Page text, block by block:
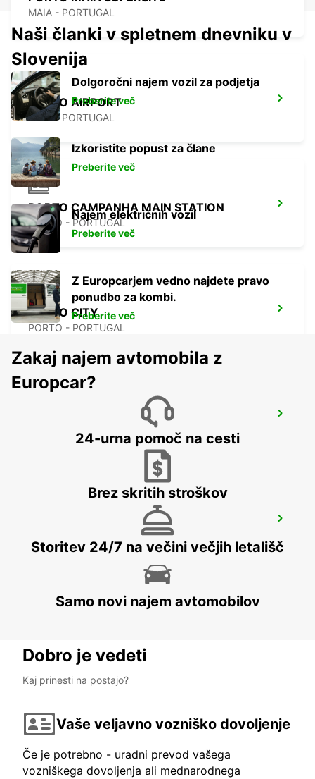
MAIA - PORTUGAL
PORTO AIRPORT
MAIA - PORTUGAL
PORTO CAMPANHA MAIN STATION
PORTO - PORTUGAL
PORTO CITY
PORTO - PORTUGAL
VILA NOVA DE GAIA - PORTUGAL
Naši članki v spletnem dnevniku v
Slovenija
Dolgoročni najem vozil za podjetja
Preberite več
Izkoristite popust za člane
Preberite več
Najem električnih vozil
Preberite več
Z Europcarjem vedno najdete pravo
ponudbo za kombi.
Preberite več
Zakaj najem avtomobila z
Europcar?
24-urna pomoč na cesti
Brez skritih stroškov
Storitev 24/7 na večini večjih letališč
Samo novi najem avtomobilov
Dobro je vedeti
Kaj prinesti na postajo?
Vaše veljavno vozniško dovoljenje
Če je potrebno - uradni prevod vašega
vozniškega dovoljenja ali mednarodnega